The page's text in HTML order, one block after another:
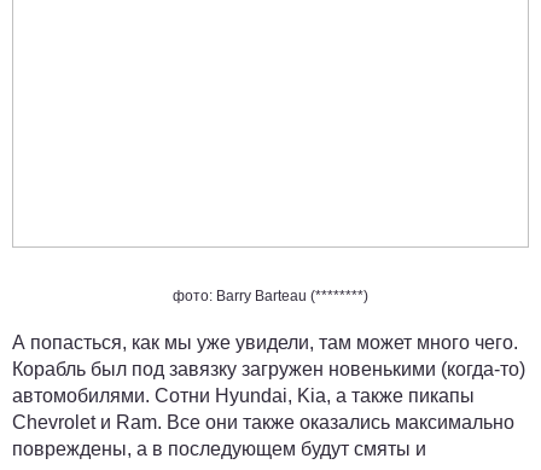
фото: Barry Barteau (********)
А попасться, как мы уже увидели, там может много чего.
Корабль был под завязку загружен новенькими (когда-то)
автомобилями. Сотни Hyundai, Kia, а также пикапы
Chevrolet и Ram. Все они также оказались максимально
повреждены, а в последующем будут смяты и